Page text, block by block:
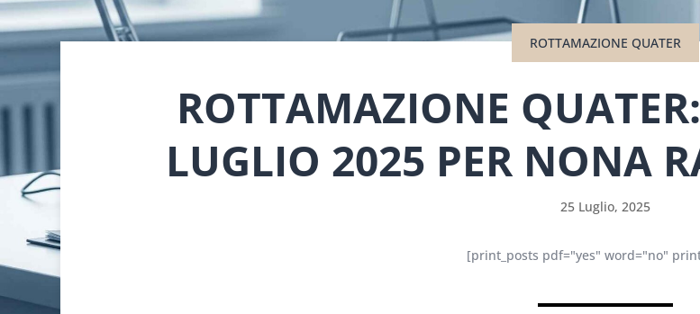
ROTTAMAZIONE QUATER
ROTTAMAZIONE
LUGLIO 2025 PER NONA
25 Luglio, 2025
[print_posts pdf="yes" word="no"